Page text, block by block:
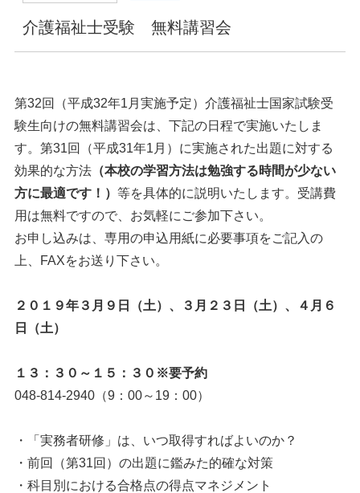
介護福祉士受験 無料講習会
第32回（平成32年1月実施予定）介護福祉士国家試験受
験生向けの無料講習会は、下記の日程で実施いたしま
す。第31回（平成31年1月）に実施された出題に対する
効果的な方法（本校の学習方法は勉強する時間が少ない
方に最適です！） 等を具体的に説明いたします。受講費
用は無料ですので、お気軽にご参加下さい。
お申し込みは、専用の申込用紙に必要事項をご記入の
上、FAXをお送り下さい。
２０１９年３月９日（土）、３月２３日（土）、４月６
日（土）
１３：３０～１５：３０※要予約
048-814-2940（9：00～19：00）
・「実務者研修」は、いつ取得すればよいのか？
・前回（第31回）の出題に鑑みた的確な対策
・科目別における合格点の得点マネジメント